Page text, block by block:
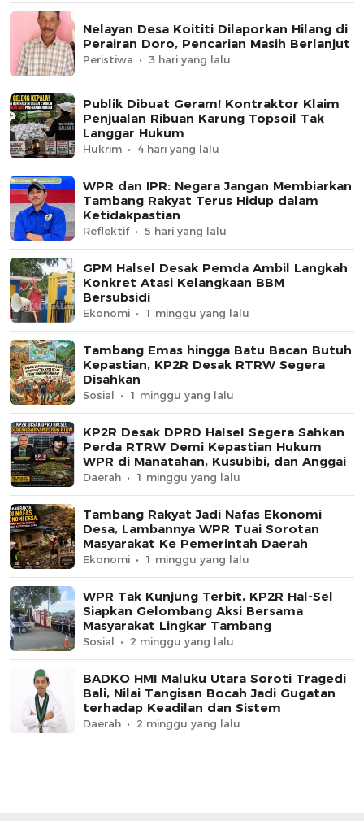
Nelayan Desa Koititi Dilaporkan Hilang di
Perairan Doro, Pencarian Masih Berlanjut
Peristiwa 3 hari yang lalu
Publik Dibuat Geram! Kontraktor Klaim
Penjualan Ribuan Karung Topsoil Tak
Langgar Hukum
Hukrim 4 hari yang lalu
WPR dan IPR: Negara Jangan Membiarkan
Tambang Rakyat Terus Hidup dalam
Ketidakpastian
Reflektif 5 hari yang lalu
GPM Halsel Desak Pemda Ambil Langkah
Konkret Atasi Kelangkaan BBM
Bersubsidi
Ekonomi 1 minggu yang lalu
Tambang Emas hingga Batu Bacan Butuh
Kepastian, KP2R Desak RTRW Segera
Disahkan
Sosial 1 minggu yang lalu
KP2R Desak DPRD Halsel Segera Sahkan
Perda RTRW Demi Kepastian Hukum
WPR di Manatahan, Kusubibi, dan Anggai
Daerah 1 minggu yang lalu
Tambang Rakyat Jadi Nafas Ekonomi
Desa, Lambannya WPR Tuai Sorotan
Masyarakat Ke Pemerintah Daerah
Ekonomi 1 minggu yang lalu
WPR Tak Kunjung Terbit, KP2R Hal-Sel
Siapkan Gelombang Aksi Bersama
Masyarakat Lingkar Tambang
Sosial 2 minggu yang lalu
BADKO HMI Maluku Utara Soroti Tragedi
Bali, Nilai Tangisan Bocah Jadi Gugatan
terhadap Keadilan dan Sistem
Daerah 2 minggu yang lalu